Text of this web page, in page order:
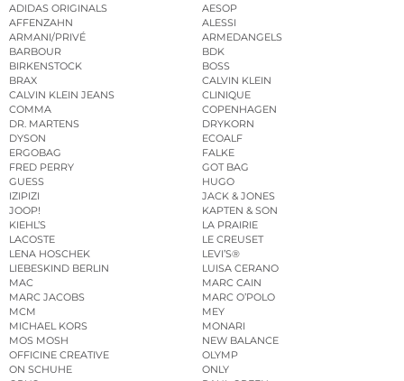
ADIDAS ORIGINALS
AESOP
AFFENZAHN
ALESSI
ARMANI/PRIVÉ
ARMEDANGELS
BARBOUR
BDK
BIRKENSTOCK
BOSS
BRAX
CALVIN KLEIN
CALVIN KLEIN JEANS
CLINIQUE
COMMA
COPENHAGEN
DR. MARTENS
DRYKORN
DYSON
ECOALF
ERGOBAG
FALKE
FRED PERRY
GOT BAG
GUESS
HUGO
IZIPIZI
JACK & JONES
JOOP!
KAPTEN & SON
KIEHL’S
LA PRAIRIE
LACOSTE
LE CREUSET
LENA HOSCHEK
LEVI’S®
LIEBESKIND BERLIN
LUISA CERANO
MAC
MARC CAIN
MARC JACOBS
MARC O’POLO
MCM
MEY
MICHAEL KORS
MONARI
MOS MOSH
NEW BALANCE
OFFICINE CREATIVE
OLYMP
ON SCHUHE
ONLY